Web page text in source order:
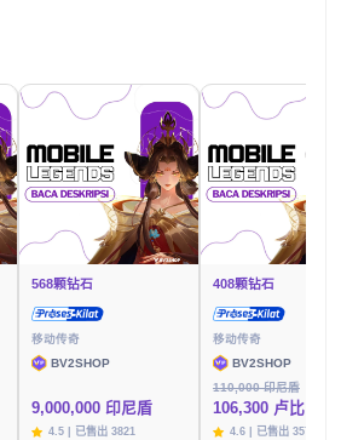
568颗钻石
移动传奇
BV2SHOP
9,000,000 印尼盾
4.5 | 已售出 3821
408颗钻石
移动传奇
BV2SHOP
110,000 印尼盾
106,300 卢比
4.6 | 已售出 3576